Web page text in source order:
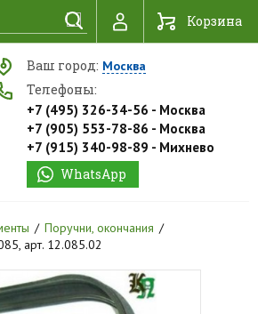
Найти Корзина
Ваш город: Москва
Телефоны:
+7 (495) 326-34-56 - Москва
+7 (905) 553-78-86 - Москва
+7 (915) 340-98-89 - Михнево
WhatsApp
Поручни, окончания
арт. 12.085.02